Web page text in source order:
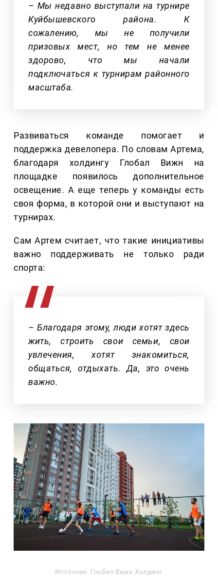
– Мы недавно выступали на турнире
Куйбышевского района. К
сожалению, мы не получили
призовых мест, но тем не менее
здорово, что мы начали
подключаться к турнирам районного
масштаба.
Развиваться команде помогает и
поддержка девелопера. По словам Артема,
благодаря холдингу Глобал Вижн на
площадке появилось дополнительное
освещение. А еще теперь у команды есть
своя форма, в которой они и выступают на
турнирах.
Сам Артем считает, что такие инициативы
важно поддерживать не только ради
спорта:
– Благодаря этому, люди хотят здесь
жить, строить свои семьи, свои
увлечения, хотят знакомиться,
общаться, отдыхать. Да, это очень
важно.
Источник: Глобал Вижн Холдинг